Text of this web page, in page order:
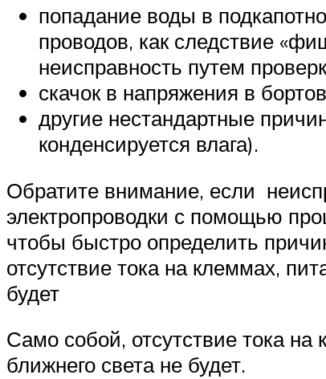
попадание воды в
проводов, как следствие
неисправность путем
скачок в напряжения в
другие нестандартные
конденсируется влага).
Обратите внимание, если
электропроводки с помощью
чтобы быстро определить
отсутствие тока на клеммах,
будет
Само собой, отсутствие тока
ближнего света не будет.